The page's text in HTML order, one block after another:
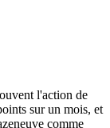
l'action de
sur un mois, et
comme